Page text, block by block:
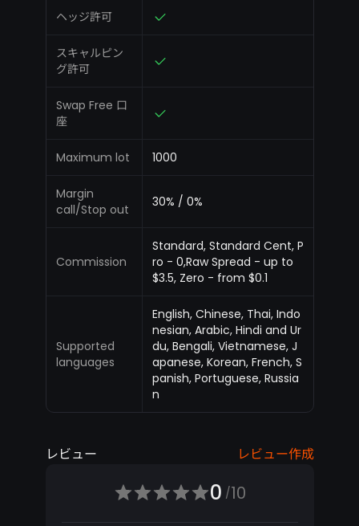
ヘッジ許可
スキャルピン
グ許可
Swap Free 口
座
Maximum lot 1000
Margin
call/Stop out
30% / 0%
Commission
Standard, Standard Cent, P
ro - 0,Raw Spread - up to
$3.5, Zero - from $0.1
Supported
languages
English, Chinese, Thai, Indo
nesian, Arabic, Hindi and Ur
du, Bengali, Vietnamese, J
apanese, Korean, French, S
panish, Portuguese, Russia
n
レビュー レビュー作成
0 /10